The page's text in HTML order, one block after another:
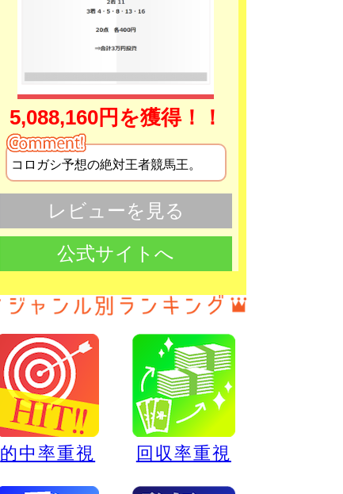
5,088,160円を獲得！！
コロガシ予想の絶対王者競馬王。
レビューを見る
公式サイトへ
的中率重視 回収率重視